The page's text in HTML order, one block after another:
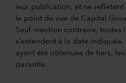
leur publication, et ne reflètent
le point de vue de Capital
Sauf mention contraire, toutes
s’entendent à la date
ayant été obtenues de tiers,
garantie.